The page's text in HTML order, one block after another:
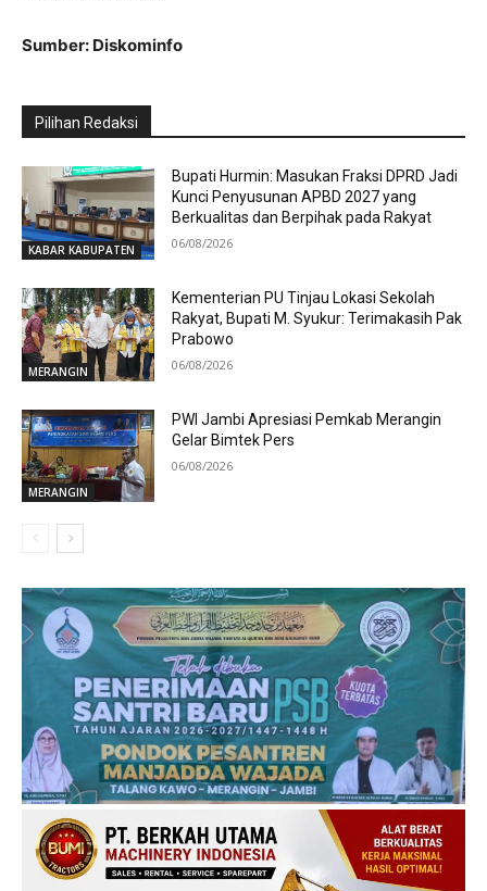
Sumber: Diskominfo
Pilihan Redaksi
KABAR KABUPATEN
Bupati Hurmin: Masukan Fraksi DPRD Jadi
Kunci Penyusunan APBD 2027 yang
Berkualitas dan Berpihak pada Rakyat
06/08/2026
MERANGIN
Kementerian PU Tinjau Lokasi Sekolah
Rakyat, Bupati M. Syukur: Terimakasih Pak
Prabowo
06/08/2026
MERANGIN
PWI Jambi Apresiasi Pemkab Merangin
Gelar Bimtek Pers
06/08/2026